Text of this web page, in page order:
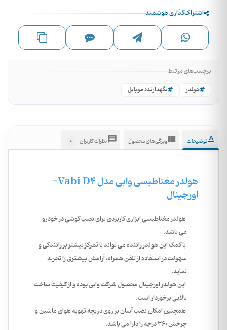
اشتراک‌گذاری هوشمند
برچسب‌های مرتبط
هولدر
نگهدارنده موبایل
توضیحات ویژگی‌های محصول نظرات کاربران 0
هولدر مغناطیسی وابی مدل Vabi D4-
اورجینال
هولدر مغناطیسی ابزاری کاربردی برای نصب گوشی در خودرو
می باشد.
با کمک این هولدر راننده می تواند با تمرکز بیشتر بر رانندگی و
سهولت در استفاده از تلفن همراه، آرامش بیشتری را تجربه
نماید.
این هولدر اورجینال محصول شرکت وابی بوده و از کیفیت ساخت
بالایی برخوردار است.
همچنین امکان نصب آسان بر روی دریچه تهویه هوای ماشین و
چرخش 360 درجه را دارا می باشد.